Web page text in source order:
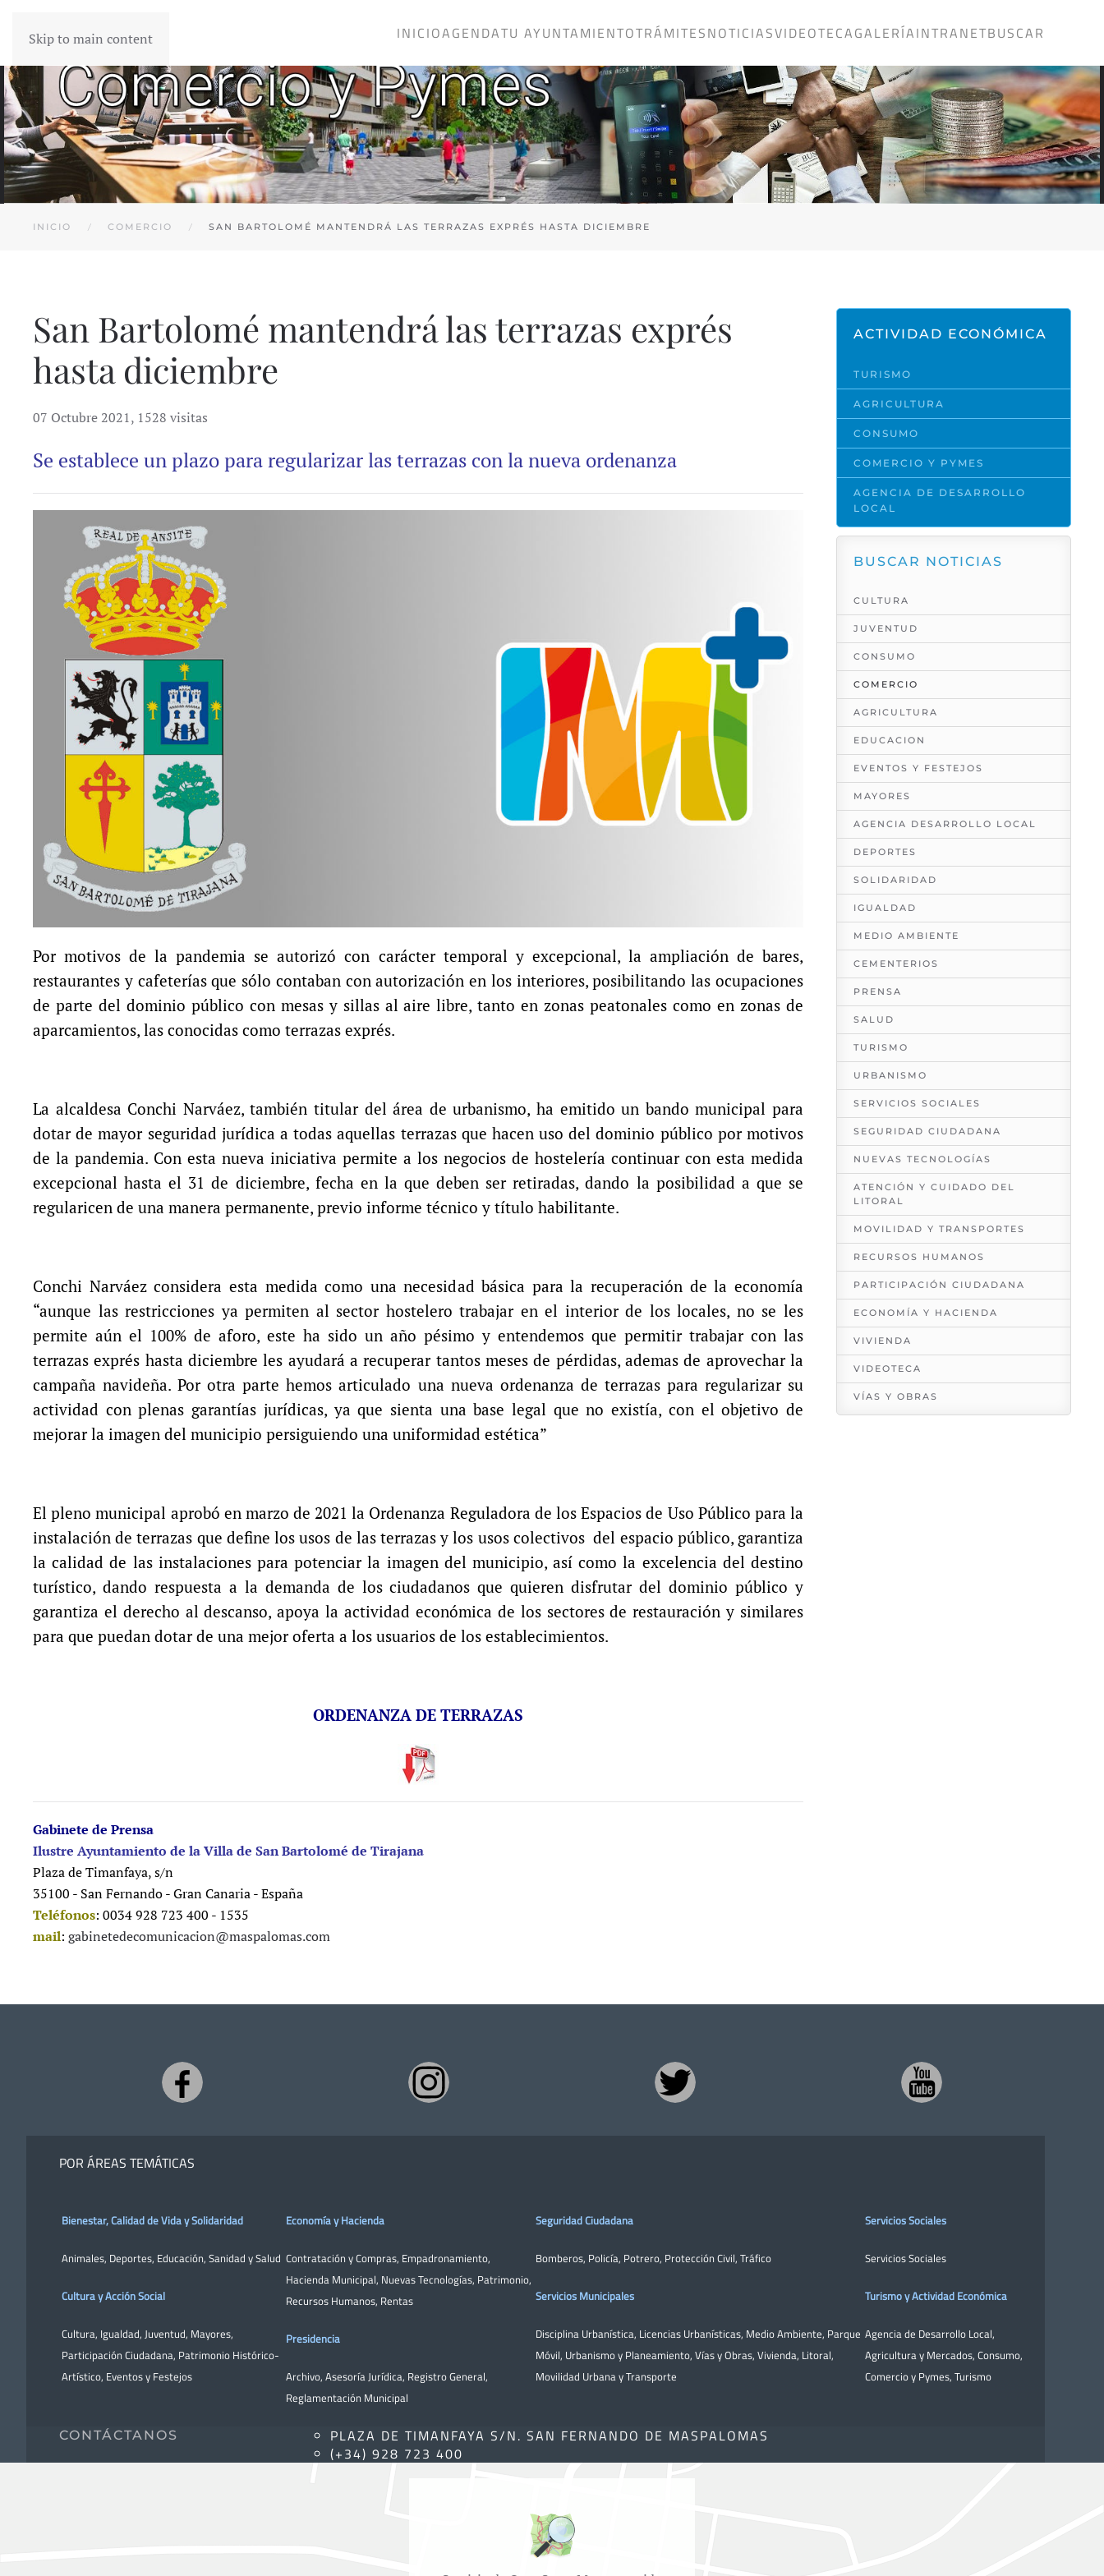
Skip to main content INICIOAGENDATU AYUNTAMIENTOTRÁMITESNOTICIASVIDEOTECAGALERÍAINTRANETBUSCAR
INICIO COMERCIO SAN BARTOLOMÉ MANTENDRÁ LAS TERRAZAS EXPRÉS HASTA DICIEMBRE
San Bartolomé mantendrá las terrazas exprés
hasta diciembre
07 Octubre 2021, 1528 visitas
Se establece un plazo para regularizar las terrazas con la nueva ordenanza
Por motivos de la pandemia se autorizó con carácter temporal y excepcional, la ampliación de bares,
restaurantes y cafeterías que sólo contaban con autorización en los interiores, posibilitando las ocupaciones
de parte del dominio público con mesas y sillas al aire libre, tanto en zonas peatonales como en zonas de
aparcamientos, las conocidas como terrazas exprés.
La alcaldesa Conchi Narváez, también titular del área de urbanismo, ha emitido un bando municipal para
dotar de mayor seguridad jurídica a todas aquellas terrazas que hacen uso del dominio público por motivos
de la pandemia. Con esta nueva iniciativa permite a los negocios de hostelería continuar con esta medida
excepcional hasta el 31 de diciembre, fecha en la que deben ser retiradas, dando la posibilidad a que se
regularicen de una manera permanente, previo informe técnico y título habilitante.
Conchi Narváez considera esta medida como una necesidad básica para la recuperación de la economía
“aunque las restricciones ya permiten al sector hostelero trabajar en el interior de los locales, no se les
permite aún el 100% de aforo, este ha sido un año pésimo y entendemos que permitir trabajar con las
terrazas exprés hasta diciembre les ayudará a recuperar tantos meses de pérdidas, ademas de aprovechar la
campaña navideña. Por otra parte hemos articulado una nueva ordenanza de terrazas para regularizar su
actividad con plenas garantías jurídicas, ya que sienta una base legal que no existía, con el objetivo de
mejorar la imagen del municipio persiguiendo una uniformidad estética”
El pleno municipal aprobó en marzo de 2021 la Ordenanza Reguladora de los Espacios de Uso Público para la
instalación de terrazas que define los usos de las terrazas y los usos colectivos del espacio público, garantiza
la calidad de las instalaciones para potenciar la imagen del municipio, así como la excelencia del destino
turístico, dando respuesta a la demanda de los ciudadanos que quieren disfrutar del dominio público y
garantiza el derecho al descanso, apoya la actividad económica de los sectores de restauración y similares
para que puedan dotar de una mejor oferta a los usuarios de los establecimientos.
ORDENANZA DE TERRAZAS
Gabinete de Prensa
Ilustre Ayuntamiento de la Villa de San Bartolomé de Tirajana
Plaza de Timanfaya, s/n
35100 - San Fernando - Gran Canaria - España
Teléfonos: 0034 928 723 400 - 1535
mail: gabinetedecomunicacion@maspalomas.com
ACTIVIDAD ECONÓMICA
TURISMO
AGRICULTURA
CONSUMO
COMERCIO Y PYMES
AGENCIA DE DESARROLLO
LOCAL
BUSCAR NOTICIAS
CULTURA
JUVENTUD
CONSUMO
COMERCIO
AGRICULTURA
EDUCACION
EVENTOS Y FESTEJOS
MAYORES
AGENCIA DESARROLLO LOCAL
DEPORTES
SOLIDARIDAD
IGUALDAD
MEDIO AMBIENTE
CEMENTERIOS
PRENSA
SALUD
TURISMO
URBANISMO
SERVICIOS SOCIALES
SEGURIDAD CIUDADANA
NUEVAS TECNOLOGÍAS
ATENCIÓN Y CUIDADO DEL
LITORAL
MOVILIDAD Y TRANSPORTES
RECURSOS HUMANOS
PARTICIPACIÓN CIUDADANA
ECONOMÍA Y HACIENDA
VIVIENDA
VIDEOTECA
VÍAS Y OBRAS
POR ÁREAS TEMÁTICAS
Bienestar, Calidad de Vida y Solidaridad
Animales, Deportes, Educación, Sanidad y Salud
Cultura y Acción Social
Cultura, Igualdad, Juventud, Mayores,
Participación Ciudadana, Patrimonio Histórico-
Artístico, Eventos y Festejos
Economía y Hacienda
Contratación y Compras, Empadronamiento,
Hacienda Municipal, Nuevas Tecnologías, Patrimonio,
Recursos Humanos, Rentas
Presidencia
Archivo, Asesoría Jurídica, Registro General,
Reglamentación Municipal
Seguridad Ciudadana
Bomberos, Policía, Potrero, Protección Civil, Tráfico
Servicios Municipales
Disciplina Urbanística, Licencias Urbanísticas, Medio Ambiente, Parque
Móvil, Urbanismo y Planeamiento, Vías y Obras, Vivienda, Litoral,
Movilidad Urbana y Transporte
Servicios Sociales
Servicios Sociales
Turismo y Actividad Económica
Agencia de Desarrollo Local,
Agricultura y Mercados, Consumo,
Comercio y Pymes, Turismo
CONTÁCTANOS
PLAZA DE TIMANFAYA S/N. SAN FERNANDO DE MASPALOMAS
(+34) 928 723 400